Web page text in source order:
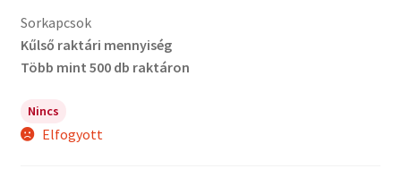
Sorkapcsok
Kűlső raktári mennyiség
Több mint 500 db raktáron
Nincs
Elfogyott